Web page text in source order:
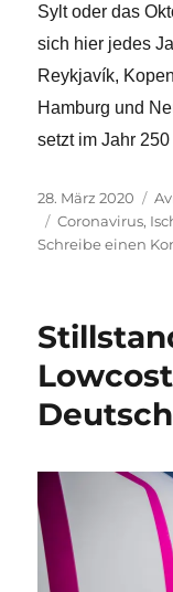
Sylt oder das
sich hier jedes
Reykjavík,
Hamburg und
setzt im Jahr
Veröffentlicht
am
28. März 2020
Schlagwörter
Coronavirus,
Schreibe einen